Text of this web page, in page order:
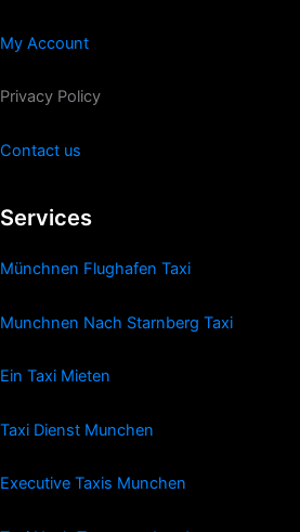
My Account
Privacy Policy
Contact us
Services
Münchnen Flughafen Taxi
Munchnen Nach Starnberg Taxi
Ein Taxi Mieten
Taxi Dienst Munchen
Executive Taxis Munchen